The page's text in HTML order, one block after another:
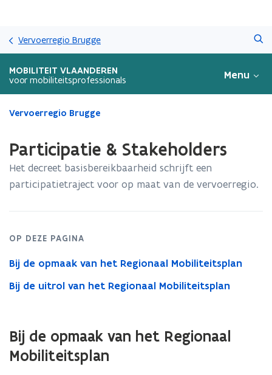
Vervoerregio Brugge
MOBILITEIT VLAANDEREN
voor mobiliteitsprofessionals Menu
Gedaan
bevindt
op:
Vervoerregio Brugge
Participatie & Stakeholders
Het decreet basisbereikbaarheid schrijft een
participatietraject voor op maat van de vervoerregio.
OP DEZE PAGINA
Bij de opmaak van het Regionaal Mobiliteitsplan
Bij de uitrol van het Regionaal Mobiliteitsplan
Bij de opmaak van het Regionaal
Mobiliteitsplan